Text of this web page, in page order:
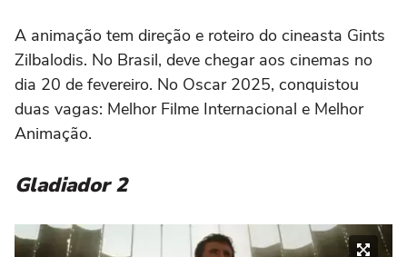
A animação tem direção e roteiro do cineasta Gints
Zilbalodis. No Brasil, deve chegar aos cinemas no
dia 20 de fevereiro. No Oscar 2025, conquistou
duas vagas: Melhor Filme Internacional e Melhor
Animação.
Gladiador 2